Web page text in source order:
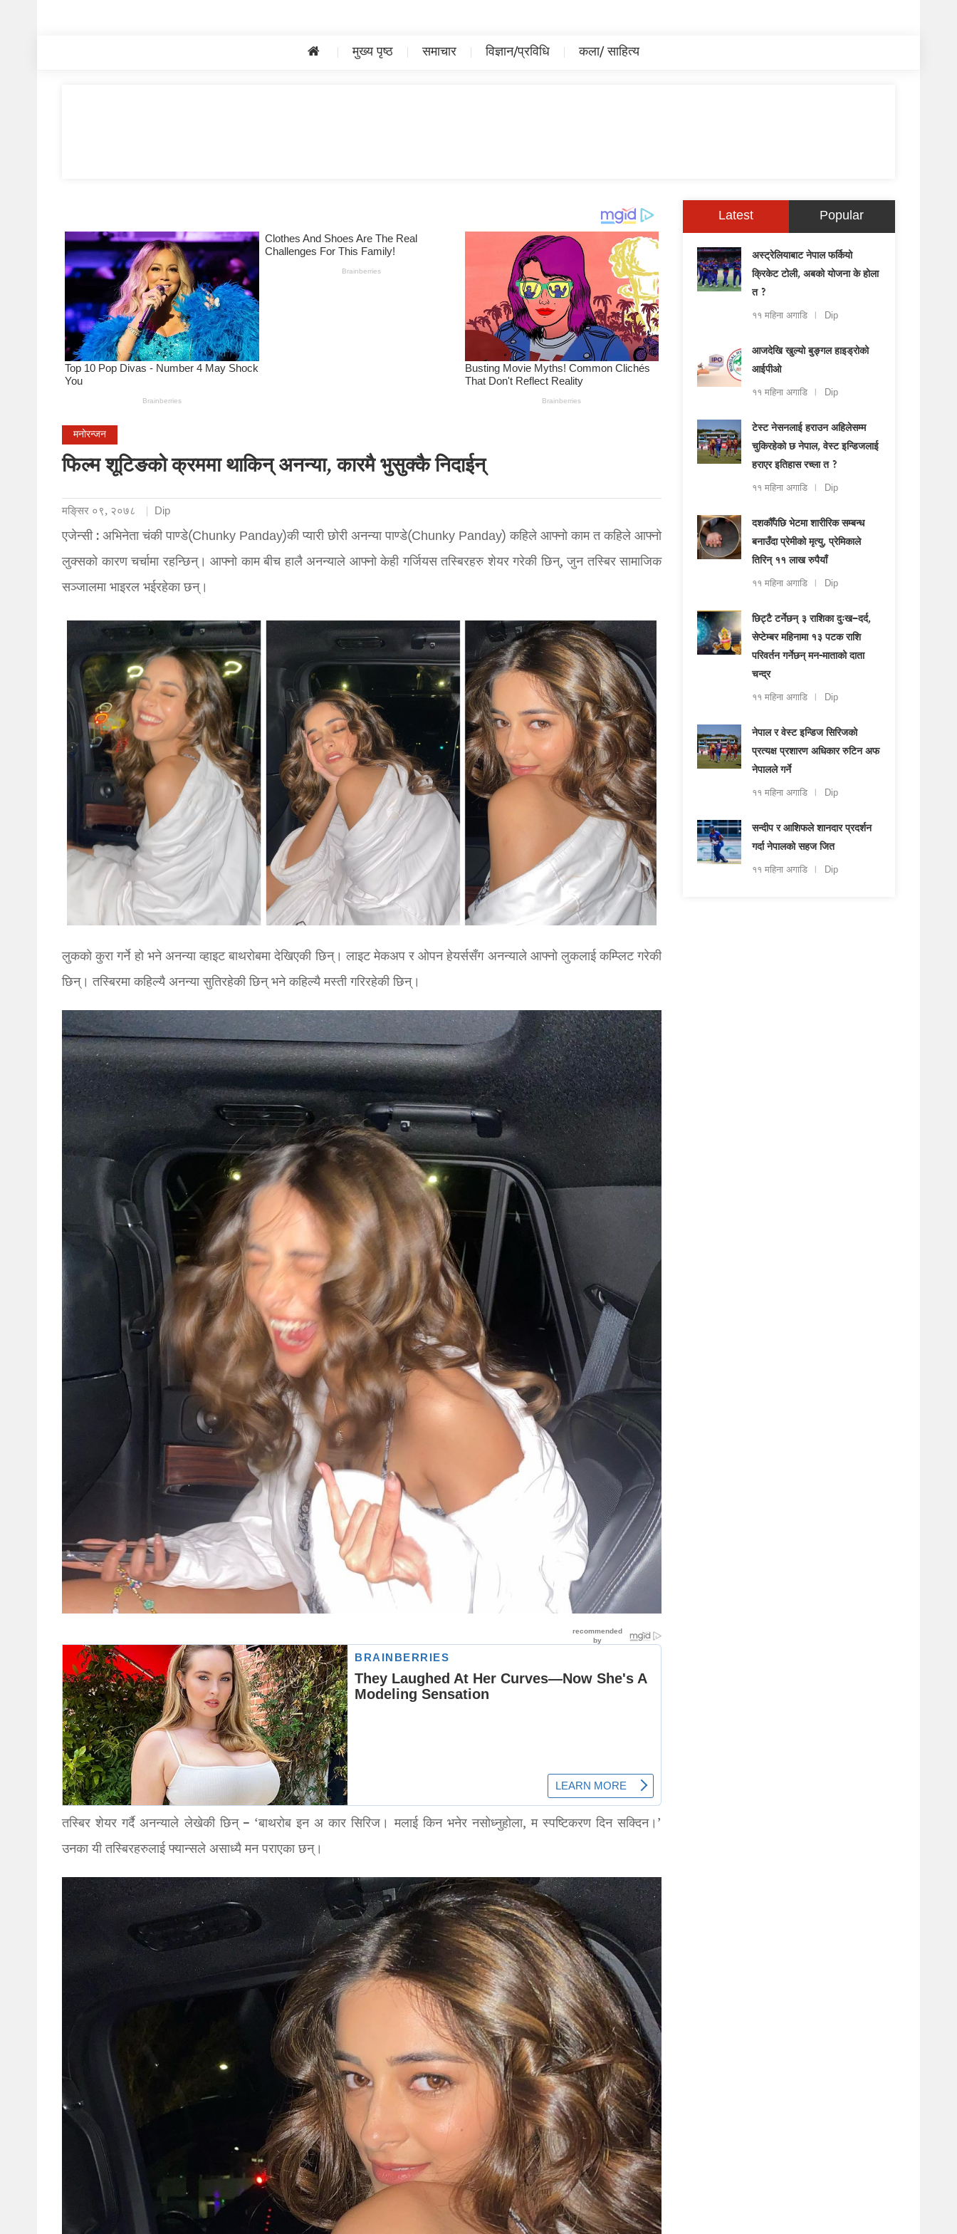
मुख्य पृष्ठ समाचार विज्ञान/प्रविधि कला/ साहित्य
मनोरन्जन
फिल्म शूटिङको क्रममा थाकिन् अनन्या, कारमै भुसुक्कै निदाईन्
मङि्सर ०९, २०७८ Dip
एजेन्सी : अभिनेता चंकी पाण्डे(Chunky Panday)की प्यारी छोरी अनन्या पाण्डे(Chunky Panday) कहिले आफ्नो काम त कहिले आफ्नो
लुक्सको कारण चर्चामा रहन्छिन्। आफ्नो काम बीच हालै अनन्याले आफ्नो केही गर्जियस तस्बिरहरु शेयर गरेकी छिन्, जुन तस्बिर सामाजिक
सञ्जालमा भाइरल भईरहेका छन्।
लुकको कुरा गर्ने हो भने अनन्या व्हाइट बाथरोबमा देखिएकी छिन्। लाइट मेकअप र ओपन हेयर्ससँग अनन्याले आफ्नो लुकलाई कम्प्लिट गरेकी
छिन्। तस्बिरमा कहिल्यै अनन्या सुतिरहेकी छिन् भने कहिल्यै मस्ती गरिरहेकी छिन्।
तस्बिर शेयर गर्दै अनन्याले लेखेकी छिन् – ‘बाथरोब इन अ कार सिरिज। मलाई किन भनेर नसोध्नुहोला, म स्पष्टिकरण दिन सक्दिन।’
उनका यी तस्बिरहरुलाई फ्यान्सले असाध्यै मन पराएका छन्।
Latest Popular
अस्ट्रेलियाबाट नेपाल फर्कियो
क्रिकेट टोली, अबको योजना के होला
त ?
११ महिना अगाडि Dip
आजदेखि खुल्यो बुङ्गल हाइड्रोको
आईपीओ
११ महिना अगाडि Dip
टेस्ट नेसनलाई हराउन अहिलेसम्म
चुकिरहेको छ नेपाल, वेस्ट इन्डिजलाई
हराएर इतिहास रच्ला त ?
११ महिना अगाडि Dip
दशकौँपछि भेटमा शारीरिक सम्बन्ध
बनाउँदा प्रेमीको मृत्यु, प्रेमिकाले
तिरिन् ११ लाख रुपैयाँ
११ महिना अगाडि Dip
छिट्टै टर्नेछन् ३ राशिका दुःख–दर्द,
सेप्टेम्बर महिनामा १३ पटक राशि
परिवर्तन गर्नेछन् मन-माताको दाता
चन्द्र
११ महिना अगाडि Dip
नेपाल र वेस्ट इन्डिज सिरिजको
प्रत्यक्ष प्रशारण अधिकार रुटिन अफ
नेपालले गर्ने
११ महिना अगाडि Dip
सन्दीप र आशिफले शानदार प्रदर्शन
गर्दा नेपालको सहज जित
११ महिना अगाडि Dip